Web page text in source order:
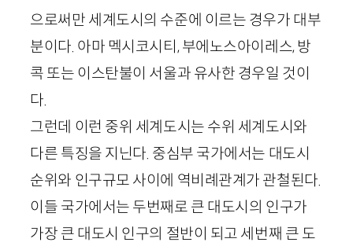
으로써만 세계도시의 수준에 이르는 경우가 대부
분이다. 아마 멕시코시티, 부에노스아이레스, 방
콕 또는 이스탄불이 서울과 유사한 경우일 것이
다.
그런데 이런 중위 세계도시는 수위 세계도시와
다른 특징을 지닌다. 중심부 국가에서는 대도시
순위와 인구규모 사이에 역비례관계가 관철된다.
이들 국가에서는 두번째로 큰 대도시의 인구가
가장 큰 대도시 인구의 절반이 되고 세번째 큰 도